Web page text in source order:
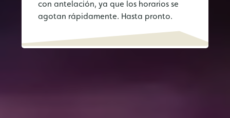
con antelación, ya que los horarios se
agotan rápidamente. Hasta pronto.